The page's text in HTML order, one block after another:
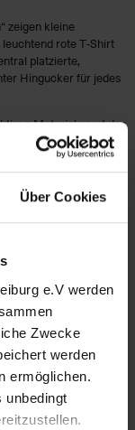
Über Cookies
e.V werden
Zwecke
werden
ermöglichen.
unbedingt
zeigen kleine
rote T‑Shirt
platzierte,
Hingucker für jedes
Material sorgt das
beim Training
Rundhalsausschnitt
Verein voller Stolz